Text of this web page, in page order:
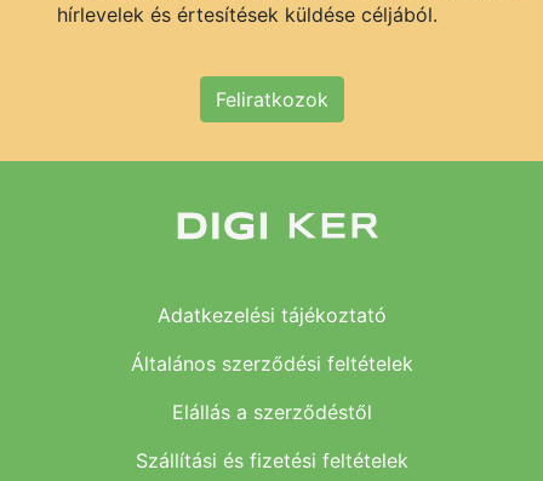
hírlevelek és értesítések küldése céljából.
Feliratkozok
Adatkezelési tájékoztató
Általános szerződési feltételek
Elállás a szerződéstől
Szállítási és fizetési feltételek